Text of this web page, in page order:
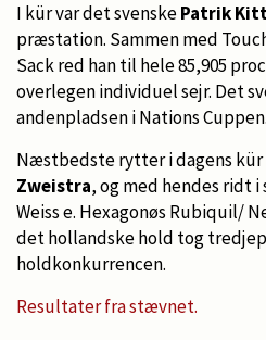
I kür var det svenskePatrik
præstation. Sammen med
Sack red han til hele 85,905
overlegen individuel sejr. Det
andenpladsen i Nations Cuppen.
Næstbedste rytter i dagens kür
Zweistra, og med hendes ridt i
Weiss e. Hexagonøs Rubiquil/
det hollandske hold tog
holdkonkurrencen.
Resultater fra stævnet.